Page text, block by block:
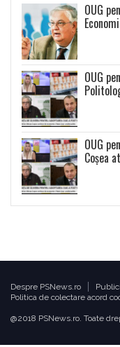
OUG
OUG
OUG
Coșea
Despre PSNews.ro
Politica de colectare acord
@2018 PSNews.ro. Toate